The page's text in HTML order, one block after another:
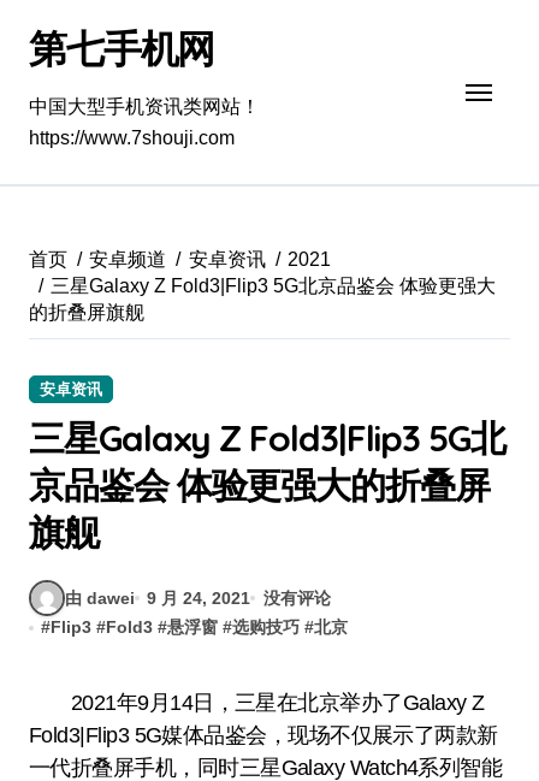
第七手机网
中国大型手机资讯类网站！
https://www.7shouji.com
首页 安卓频道 安卓资讯
2021
三星Galaxy Z Fold3|Flip3 5G北京品鉴会 体验更强大
的折叠屏旗舰
安卓资讯
三星Galaxy Z Fold3|Flip3 5G北
京品鉴会 体验更强大的折叠屏
旗舰
由 dawei 9 月 24, 2021
没有评论
#Flip3 #Fold3 #悬浮窗 #选购技巧 #北京
2021年9月14日，三星在北京举办了Galaxy Z
Fold3|Flip3 5G媒体品鉴会，现场不仅展示了两款新
一代折叠屏手机，同时三星Galaxy Watch4系列智能